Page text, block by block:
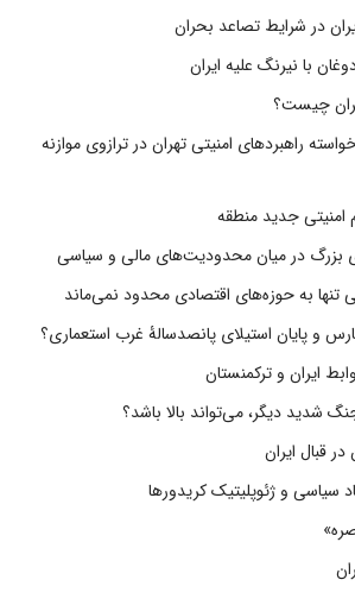
در شرایط تصاعد بحران
با نیرنگ علیه ایران
چیست؟
راهبردهای امنیتی تهران در ترازوی موازنه
امنیتی جدید منطقه
بزرگ در میان محدودیت‌های مالی و سیاسی
به حوزه‌های اقتصادی محدود نمی‌ماند
و پایان استیلای پانصدسالۀ غرب استعماری؟
ایران و ترکمنستان
شدید دیگر، می‌تواند بالا باشد؟
در قبال ایران
سیاسی و ژئوپلیتیک کریدورها